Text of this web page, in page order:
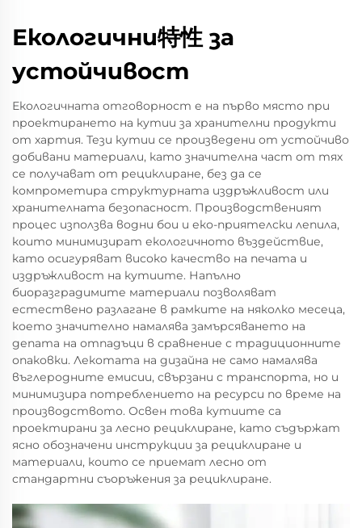
Екологични特性 за
устойчивост
Екологичната отговорност е на първо място при
проектирането на кутии за хранителни продукти
от хартия. Тези кутии се произведени от устойчиво
добивани материали, като значителна част от тях
се получават от рециклиране, без да се
компрометира структурната издръжливост или
хранителната безопасност. Производственият
процес използва водни бои и еко-приятелски лепила,
които минимизират екологичното въздействие,
като осигуряват високо качество на печата и
издръжливост на кутиите. Напълно
биоразградимите материали позволяват
естествено разлагане в рамките на няколко месеца,
което значително намалява замърсяването на
депата на отпадъци в сравнение с традиционните
опаковки. Лекотата на дизайна не само намалява
въглеродните емисии, свързани с транспорта, но и
минимизира потреблението на ресурси по време на
производството. Освен това кутиите са
проектирани за лесно рециклиране, като съдържат
ясно обозначени инструкции за рециклиране и
материали, които се приемат лесно от
стандартни съоръжения за рециклиране.